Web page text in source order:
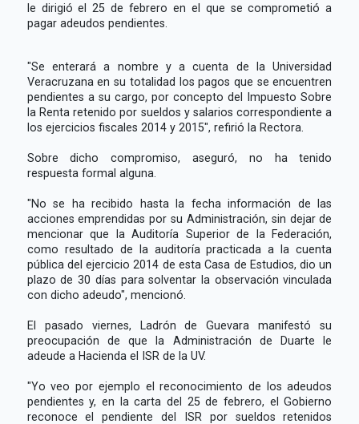
le dirigió el 25 de febrero en el que se comprometió a
pagar adeudos pendientes.
"Se enterará a nombre y a cuenta de la Universidad
Veracruzana en su totalidad los pagos que se encuentren
pendientes a su cargo, por concepto del Impuesto Sobre
la Renta retenido por sueldos y salarios correspondiente a
los ejercicios fiscales 2014 y 2015", refirió la Rectora.
Sobre dicho compromiso, aseguró, no ha tenido
respuesta formal alguna.
"No se ha recibido hasta la fecha información de las
acciones emprendidas por su Administración, sin dejar de
mencionar que la Auditoría Superior de la Federación,
como resultado de la auditoría practicada a la cuenta
pública del ejercicio 2014 de esta Casa de Estudios, dio un
plazo de 30 días para solventar la observación vinculada
con dicho adeudo", mencionó.
El pasado viernes, Ladrón de Guevara manifestó su
preocupación de que la Administración de Duarte le
adeude a Hacienda el ISR de la UV.
"Yo veo por ejemplo el reconocimiento de los adeudos
pendientes y, en la carta del 25 de febrero, el Gobierno
reconoce el pendiente del ISR por sueldos retenidos